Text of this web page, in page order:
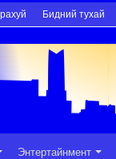
Бидний тухай
Энтертайнмент